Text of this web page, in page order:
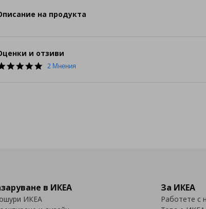
на продукта
и отзиви
5.0
2 Мнения
в ИКЕА
ИКЕА
За ИКЕА
Работете с